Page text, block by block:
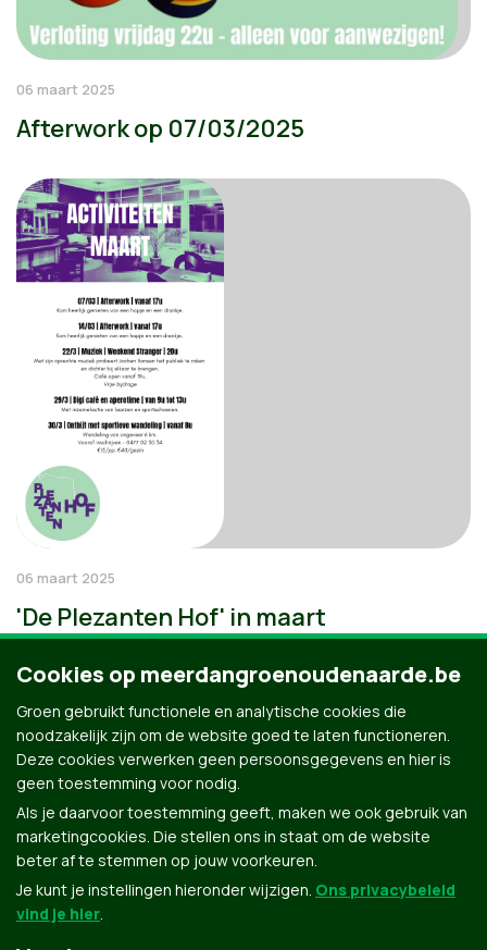
06 maart 2025
Afterwork op 07/03/2025
06 maart 2025
'De Plezanten Hof' in maart
Cookies op meerdangroenoudenaarde.be
Groen gebruikt functionele en analytische cookies die
noodzakelijk zijn om de website goed te laten functioneren.
Deze cookies verwerken geen persoonsgegevens en hier is
geen toestemming voor nodig.
Als je daarvoor toestemming geeft, maken we ook gebruik van
marketingcookies. Die stellen ons in staat om de website
beter af te stemmen op jouw voorkeuren.
Je kunt je instellingen hieronder wijzigen. Ons privacybeleid
vind je hier.